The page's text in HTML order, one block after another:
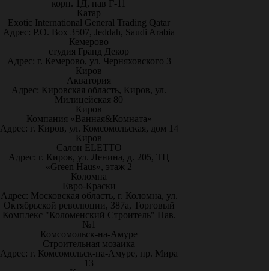
корп. 1Д, пав Г-11
Катар
Exotic International General Trading Qatar
Адрес: P.O. Box 3507, Jeddah, Saudi Arabia
Кемерово
студия Гранд Декор
Адрес: г. Кемерово, ул. Черняховского 3
Киров
Акватория
Адрес: Кировская область, Киров, ул.
Милицейская 80
Киров
Компания «Ванная&Комната»
Адрес: г. Киров, ул. Комсомольская, дом 14
Киров
Салон ELETTO
Адрес: г. Киров, ул. Ленина, д. 205, ТЦ
«Green Haus», этаж 2
Коломна
Евро-Краски
Адрес: Московская область, г. Коломна, ул.
Октябрьской революции, 387а, Торговый
Комплекс "Коломенский Строитель" Пав.
№1
Комсомольск-на-Амуре
Строительная мозаика
Адрес: г. Комсомольск-на-Амуре, пр. Мира
13